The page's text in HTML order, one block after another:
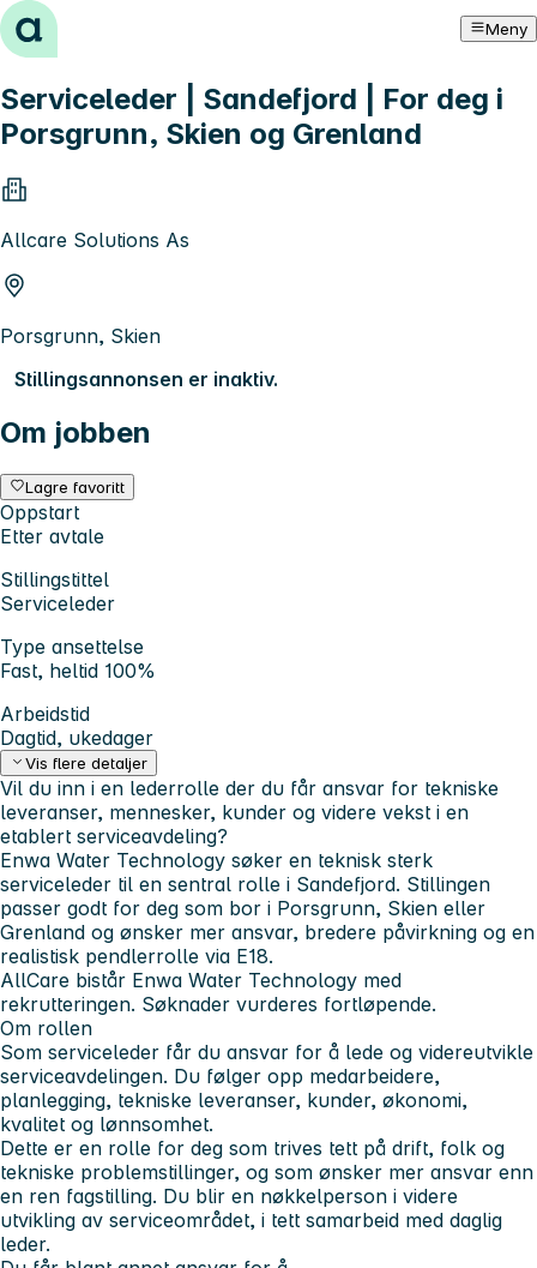
Hopp til innhold Meny
Serviceleder | Sandefjord | For deg i
Porsgrunn, Skien og Grenland
Allcare Solutions As
Porsgrunn, Skien
Stillingsannonsen er inaktiv.
Om jobben
Lagre favoritt
Oppstart
Etter avtale
Stillingstittel
Serviceleder
Type ansettelse
Fast, heltid 100%
Arbeidstid
Dagtid, ukedager
Vis flere detaljer
Vil du inn i en lederrolle der du får ansvar for tekniske
leveranser, mennesker, kunder og videre vekst i en
etablert serviceavdeling?
Enwa Water Technology søker en teknisk sterk
serviceleder til en sentral rolle i Sandefjord. Stillingen
passer godt for deg som bor i Porsgrunn, Skien eller
Grenland og ønsker mer ansvar, bredere påvirkning og en
realistisk pendlerrolle via E18.
AllCare bistår Enwa Water Technology med
rekrutteringen. Søknader vurderes fortløpende.
Om rollen
Som serviceleder får du ansvar for å lede og videreutvikle
serviceavdelingen. Du følger opp medarbeidere,
planlegging, tekniske leveranser, kunder, økonomi,
kvalitet og lønnsomhet.
Dette er en rolle for deg som trives tett på drift, folk og
tekniske problemstillinger, og som ønsker mer ansvar enn
en ren fagstilling. Du blir en nøkkelperson i videre
utvikling av serviceområdet, i tett samarbeid med daglig
leder.